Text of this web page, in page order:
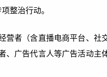
整治行动。
营者（含直播电商平台、社
、广告代言人等广告活动主